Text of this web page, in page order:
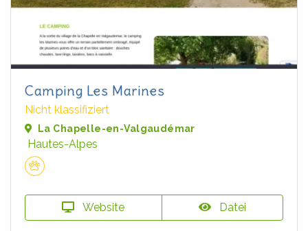
Camping Les Marines
Nicht klassifiziert
La Chapelle-en-Valgaudémar
Hautes-Alpes
Website Datei